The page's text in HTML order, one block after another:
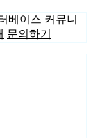
베이스 커뮤니
문의하기